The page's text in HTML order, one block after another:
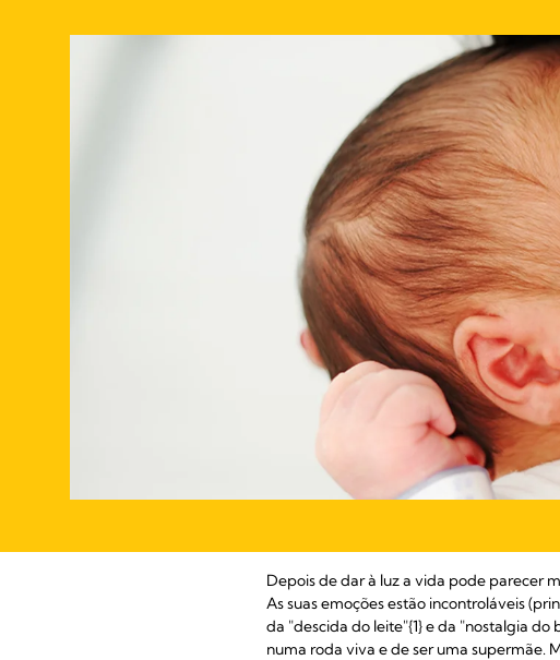
Depois de dar à luz a vida pode parecer
As suas emoções estão incontroláveis
da "descida do leite"{1} e da "nostalgia
numa roda viva e de ser uma supermãe.